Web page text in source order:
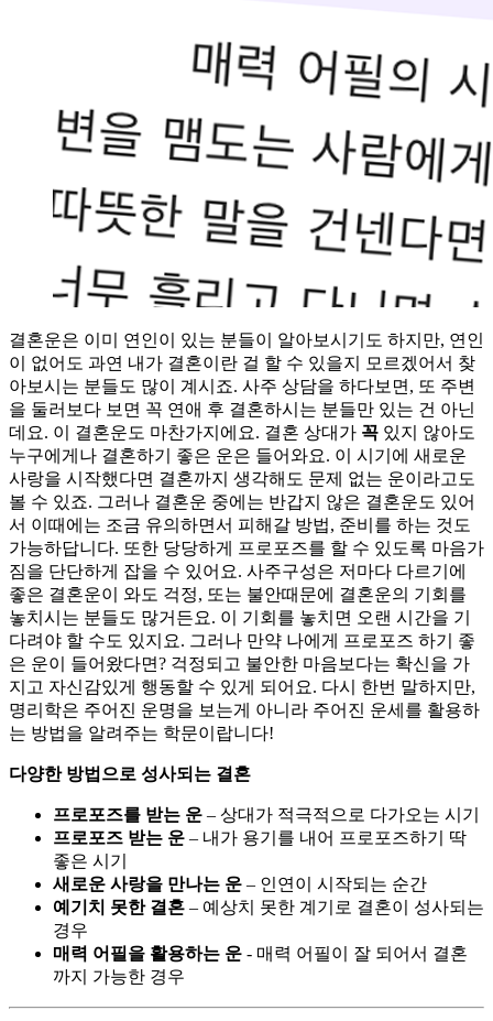
결혼운은 이미 연인이 있는 분들이 알아보시기도 하지만, 연인
이 없어도 과연 내가 결혼이란 걸 할 수 있을지 모르겠어서 찾
아보시는 분들도 많이 계시죠. 사주 상담을 하다보면, 또 주변
을 둘러보다 보면 꼭 연애 후 결혼하시는 분들만 있는 건 아닌
데요. 이 결혼운도 마찬가지에요. 결혼 상대가 꼭 있지 않아도
누구에게나 결혼하기 좋은 운은 들어와요. 이 시기에 새로운
사랑을 시작했다면 결혼까지 생각해도 문제 없는 운이라고도
볼 수 있죠. 그러나 결혼운 중에는 반갑지 않은 결혼운도 있어
서 이때에는 조금 유의하면서 피해갈 방법, 준비를 하는 것도
가능하답니다. 또한 당당하게 프로포즈를 할 수 있도록 마음가
짐을 단단하게 잡을 수 있어요. 사주구성은 저마다 다르기에
좋은 결혼운이 와도 걱정, 또는 불안때문에 결혼운의 기회를
놓치시는 분들도 많거든요. 이 기회를 놓치면 오랜 시간을 기
다려야 할 수도 있지요. 그러나 만약 나에게 프로포즈 하기 좋
은 운이 들어왔다면? 걱정되고 불안한 마음보다는 확신을 가
지고 자신감있게 행동할 수 있게 되어요. 다시 한번 말하지만,
명리학은 주어진 운명을 보는게 아니라 주어진 운세를 활용하
는 방법을 알려주는 학문이랍니다!
다양한 방법으로 성사되는 결혼
프로포즈를 받는 운 – 상대가 적극적으로 다가오는 시기
프로포즈 받는 운 – 내가 용기를 내어 프로포즈하기 딱
좋은 시기
새로운 사랑을 만나는 운 – 인연이 시작되는 순간
예기치 못한 결혼 – 예상치 못한 계기로 결혼이 성사되는
경우
매력 어필을 활용하는 운 - 매력 어필이 잘 되어서 결혼
까지 가능한 경우